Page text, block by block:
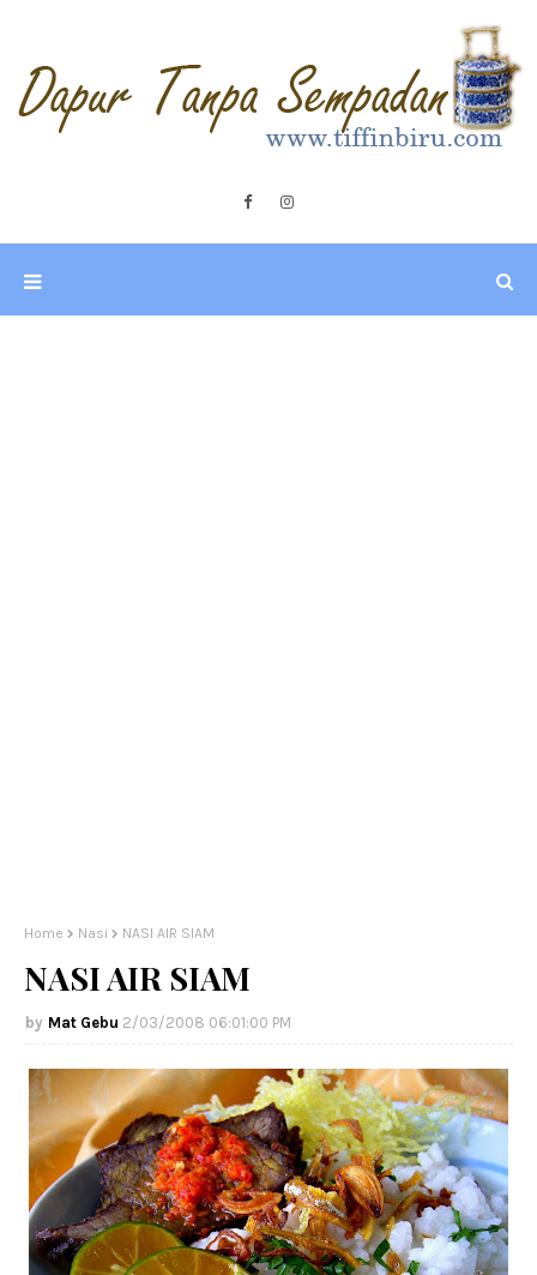
Home Nasi NASI AIR SIAM
NASI AIR SIAM
Mat Gebu 2/03/2008 06:01:00 PM